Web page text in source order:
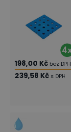
198,00 Kč bez DPH
239,58 Kč s DPH